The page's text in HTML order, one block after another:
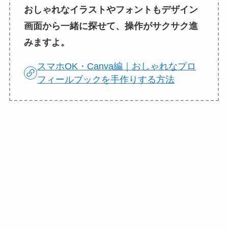
おしゃれなイラストやフォントもデザイン
画面から一緒に探せて、操作がサクサク進
みますよ。
スマホOK・Canva編｜おしゃれなプロ
フィールブックを手作りする方法